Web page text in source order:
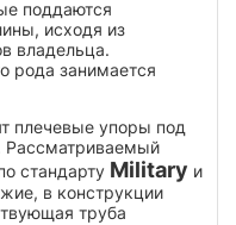
поддаются
исходя из
владельца.
рода занимается
плечевые упоры под
Рассматриваемый
стандарту Military и
в конструкции
труба